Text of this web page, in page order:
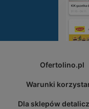
Ofertolino.pl
Warunki
Dla sklepów